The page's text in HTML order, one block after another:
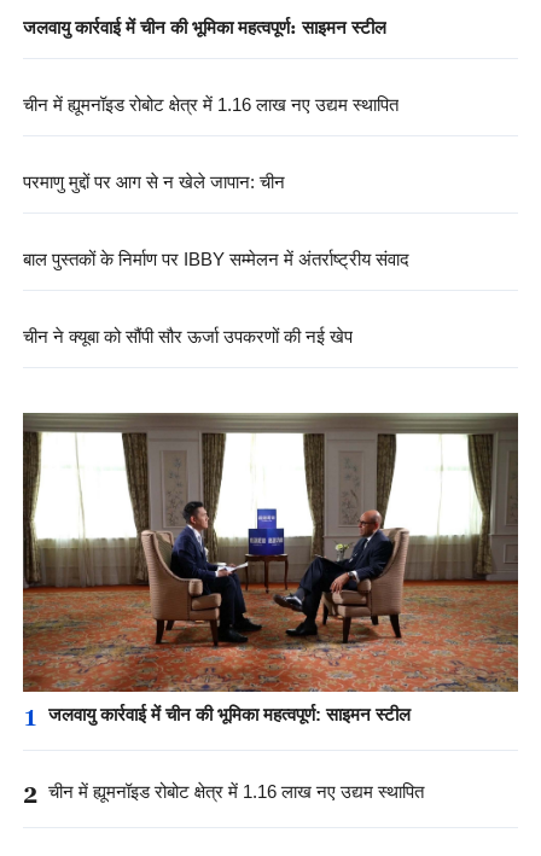
जलवायु कार्रवाई में चीन की भूमिका महत्वपूर्ण: साइमन स्टील
चीन में ह्यूमनॉइड रोबोट क्षेत्र में 1.16 लाख नए उद्यम स्थापित
परमाणु मुद्दों पर आग से न खेले जापान: चीन
बाल पुस्तकों के निर्माण पर IBBY सम्मेलन में अंतर्राष्ट्रीय संवाद
चीन ने क्यूबा को सौंपी सौर ऊर्जा उपकरणों की नई खेप
1 जलवायु कार्रवाई में चीन की भूमिका महत्वपूर्ण: साइमन स्टील
2 चीन में ह्यूमनॉइड रोबोट क्षेत्र में 1.16 लाख नए उद्यम स्थापित